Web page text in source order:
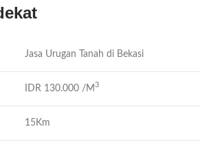
Jasa Urugan Tanah di Bekasi
IDR 130.000 /M 3
15Km